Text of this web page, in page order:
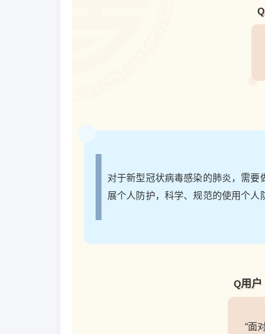
Q
对于新型冠状病毒感染的肺炎，需
展个人防护，科学、规范的使用个人
Q用户
“面